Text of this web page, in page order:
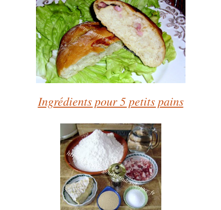
Ingrédients pour 5 petits pains